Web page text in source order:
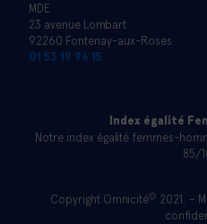
MDE
23 avenue Lombart
92260 Fontenay-aux-Roses
01 53 19 96 15
Copyright Omnicité© 2021. –
Index égalité
Notre index égalité femmes-
85/